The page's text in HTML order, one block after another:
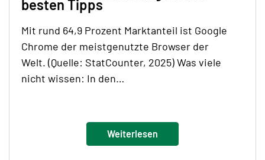
besten Tipps
Mit rund 64,9 Prozent Marktanteil ist Google
Chrome der meistgenutzte Browser der
Welt. (Quelle: StatCounter, 2025) Was viele
nicht wissen: In den…
Weiterlesen